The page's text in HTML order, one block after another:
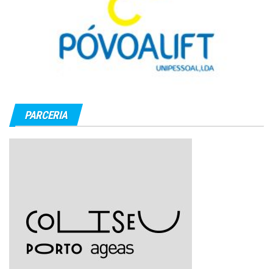
PARCERIA